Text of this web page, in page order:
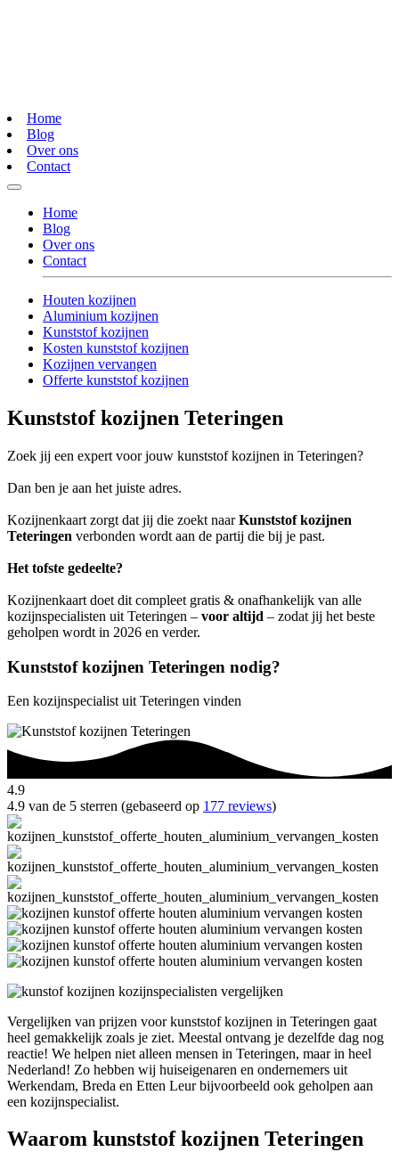
Home
Blog
Over ons
Contact
Home
Blog
Over ons
Contact
Houten kozijnen
Aluminium kozijnen
Kunststof kozijnen
Kosten kunststof kozijnen
Kozijnen vervangen
Offerte kunststof kozijnen
Kunststof kozijnen Teteringen
Zoek jij een expert voor jouw kunststof kozijnen in Teteringen?
Dan ben je aan het juiste adres.
Kozijnenkaart zorgt dat jij die zoekt naarKunststof kozijnen
Teteringen verbonden wordt aan de partij die bij je past.
Het tofste gedeelte?
Kozijnenkaart doet dit compleet gratis & onafhankelijk van alle
kozijnspecialisten uit Teteringen – voor altijd – zodat jij het beste
geholpen wordt in 2026 en verder.
Kunststof kozijnen Teteringen nodig?
Een kozijnspecialist uit Teteringen vinden
4.9
4.9 van de 5 sterren (gebaseerd op 177 reviews)
Vergelijken van prijzen voor kunststof kozijnen in Teteringen gaat
heel gemakkelijk zoals je ziet. Meestal ontvang je dezelfde dag nog
reactie! We helpen niet alleen mensen in Teteringen, maar in heel
Nederland! Zo hebben wij huiseigenaren en ondernemers uit
Werkendam, Breda en Etten Leur bijvoorbeeld ook geholpen aan
een kozijnspecialist.
Waarom kunststof kozijnen Teteringen